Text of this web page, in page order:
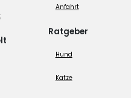
Anfahrt
Ratgeber
Hund
Katze